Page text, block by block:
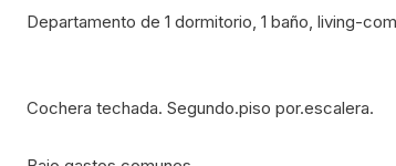
Departamento de 1 dormitorio, 1 baño, living-
Cochera techada. Segundo.piso por.escalera.